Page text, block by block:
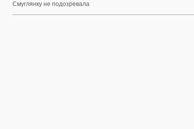
Смуглянку не подозревала